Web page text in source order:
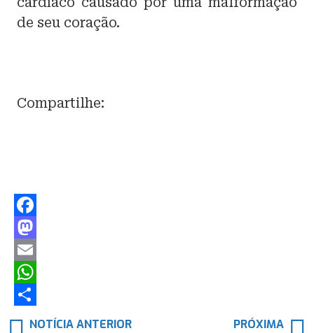
de seu coração.
Compartilhe:
Facebook
Mastodon
Email
WhatsApp
Share
NOTÍCIA ANTERIOR PRÓXIMA